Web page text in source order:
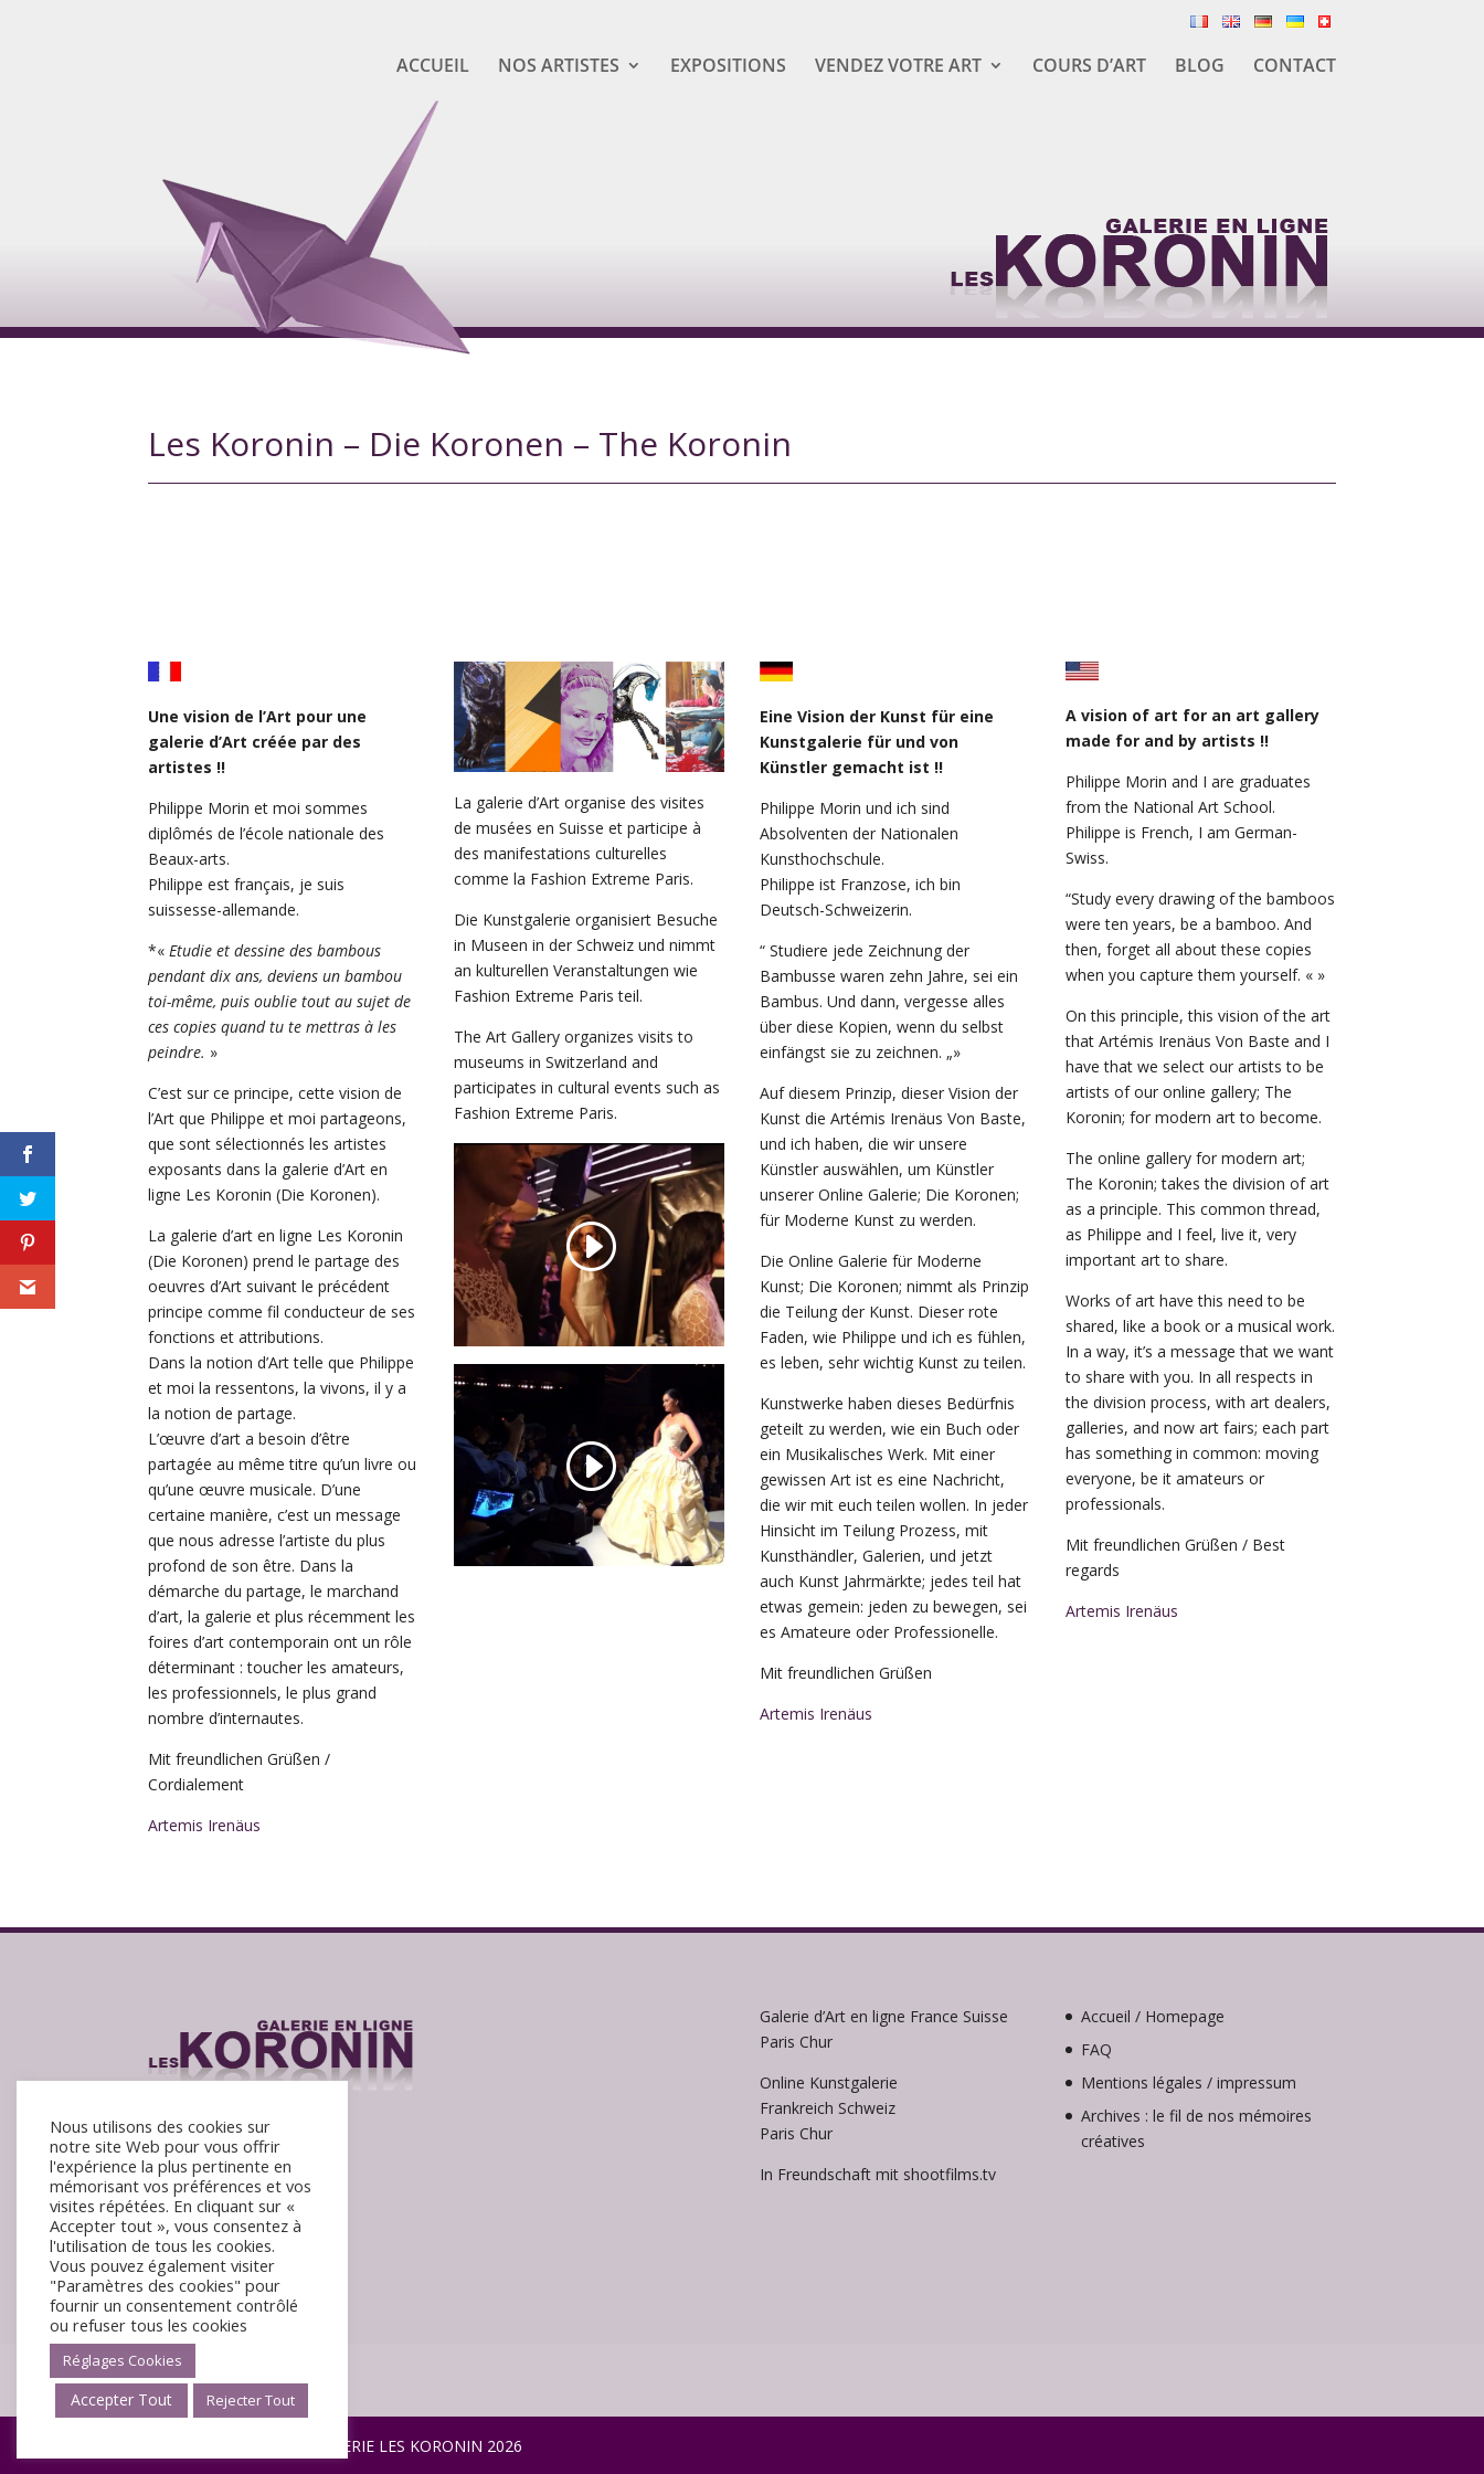
ACCUEIL NOS ARTISTES EXPOSITIONS VENDEZ VOTRE ART COURS D’ART BLOG CONTACT
Les Koronin – Die Koronen – The Koronin
Une vision de l’Art pour une
galerie d’Art créée par des
artistes !!
Philippe Morin et moi sommes
diplômés de l’école nationale des
Beaux-arts.
Philippe est français, je suis
suissesse-allemande.
*«Etudie et dessine des bambous
pendant dix ans, deviens un bambou
toi-même, puis oublie tout au sujet de
ces copies quand tu te mettras à les
peindre. »
C’est sur ce principe, cette vision de
l’Art que Philippe et moi partageons,
que sont sélectionnés les artistes
exposants dans la galerie d’Art en
ligne Les Koronin (Die Koronen).
La galerie d’art en ligne Les Koronin
(Die Koronen) prend le partage des
oeuvres d’Art suivant le précédent
principe comme fil conducteur de ses
fonctions et attributions.
Dans la notion d’Art telle que Philippe
et moi la ressentons, la vivons, il y a
la notion de partage.
L’œuvre d’art a besoin d’être
partagée au même titre qu’un livre ou
qu’une œuvre musicale. D’une
certaine manière, c’est un message
que nous adresse l’artiste du plus
profond de son être. Dans la
démarche du partage, le marchand
d’art, la galerie et plus récemment les
foires d’art contemporain ont un rôle
déterminant : toucher les amateurs,
les professionnels, le plus grand
nombre d’internautes.
Mit freundlichen Grüßen /
Cordialement
Artemis Irenäus
La galerie d’Art organise des visites
de musées en Suisse et participe à
des manifestations culturelles
comme la Fashion Extreme Paris.
Die Kunstgalerie organisiert Besuche
in Museen in der Schweiz und nimmt
an kulturellen Veranstaltungen wie
Fashion Extreme Paris teil.
The Art Gallery organizes visits to
museums in Switzerland and
participates in cultural events such as
Fashion Extreme Paris.
Eine Vision der Kunst für eine
Kunstgalerie für und von
Künstler gemacht ist !!
Philippe Morin und ich sind
Absolventen der Nationalen
Kunsthochschule.
Philippe ist Franzose, ich bin
Deutsch-Schweizerin.
“ Studiere jede Zeichnung der
Bambusse waren zehn Jahre, sei ein
Bambus. Und dann, vergesse alles
über diese Kopien, wenn du selbst
einfängst sie zu zeichnen. „»
Auf diesem Prinzip, dieser Vision der
Kunst die Artémis Irenäus Von Baste,
und ich haben, die wir unsere
Künstler auswählen, um Künstler
unserer Online Galerie; Die Koronen;
für Moderne Kunst zu werden.
Die Online Galerie für Moderne
Kunst; Die Koronen; nimmt als Prinzip
die Teilung der Kunst. Dieser rote
Faden, wie Philippe und ich es fühlen,
es leben, sehr wichtig Kunst zu teilen.
Kunstwerke haben dieses Bedürfnis
geteilt zu werden, wie ein Buch oder
ein Musikalisches Werk. Mit einer
gewissen Art ist es eine Nachricht,
die wir mit euch teilen wollen. In jeder
Hinsicht im Teilung Prozess, mit
Kunsthändler, Galerien, und jetzt
auch Kunst Jahrmärkte; jedes teil hat
etwas gemein: jeden zu bewegen, sei
es Amateure oder Professionelle.
Mit freundlichen Grüßen
Artemis Irenäus
A vision of art for an art gallery
made for and by artists !!
Philippe Morin and I are graduates
from the National Art School.
Philippe is French, I am German-
Swiss.
“Study every drawing of the bamboos
were ten years, be a bamboo. And
then, forget all about these copies
when you capture them yourself. « »
On this principle, this vision of the art
that Artémis Irenäus Von Baste and I
have that we select our artists to be
artists of our online gallery; The
Koronin; for modern art to become.
The online gallery for modern art;
The Koronin; takes the division of art
as a principle. This common thread,
as Philippe and I feel, live it, very
important art to share.
Works of art have this need to be
shared, like a book or a musical work.
In a way, it’s a message that we want
to share with you. In all respects in
the division process, with art dealers,
galleries, and now art fairs; each part
has something in common: moving
everyone, be it amateurs or
professionals.
Mit freundlichen Grüßen / Best
regards
Artemis Irenäus
Galerie d’Art en ligne France Suisse
Paris Chur
Online Kunstgalerie
Frankreich Schweiz
Paris Chur
In Freundschaft mit shootfilms.tv
Accueil / Homepage
FAQ
Mentions légales / impressum
Archives : le fil de nos mémoires
créatives
©Tous droits réservés GALERIE LES KORONIN 2026
Nous utilisons des cookies sur
notre site Web pour vous offrir
l'expérience la plus pertinente en
mémorisant vos préférences et vos
visites répétées. En cliquant sur «
Accepter tout », vous consentez à
l'utilisation de tous les cookies.
Vous pouvez également visiter
"Paramètres des cookies" pour
fournir un consentement contrôlé
ou refuser tous les cookies
Réglages Cookies
Accepter Tout Rejecter Tout